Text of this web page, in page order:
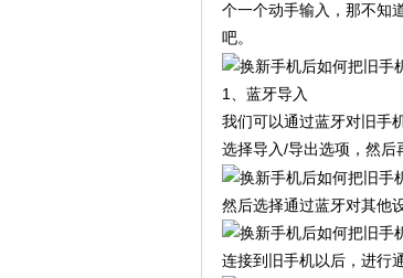
个一个动手输入，那不知
吧。
1、蓝牙导入
我们可以通过蓝牙对旧手
选择导入/导出选项，然后
然后选择通过蓝牙对其他
连接到旧手机以后，进行